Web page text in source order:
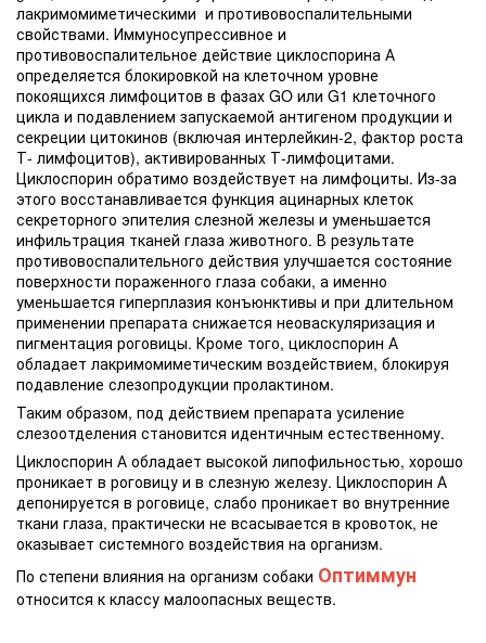
лакримомиметическими и противовоспалительными
свойствами. Иммуносупрессивное и
противовоспалительное действие циклоспорина А
определяется блокировкой на клеточном уровне
покоящихся лимфоцитов в фазах GO или G1 клеточного
цикла и подавлением запускаемой антигеном продукции и
секреции цитокинов (включая интерлейкин-2, фактор роста
Т- лимфоцитов), активированных Т-лимфоцитами.
Циклоспорин обратимо воздействует на лимфоциты. Из-за
этого восстанавливается функция ацинарных клеток
секреторного эпителия слезной железы и уменьшается
инфильтрация тканей глаза животного. В результате
противовоспалительного действия улучшается состояние
поверхности пораженного глаза собаки, а именно
уменьшается гиперплазия конъюнктивы и при длительном
применении препарата снижается неоваскуляризация и
пигментация роговицы. Кроме того, циклоспорин А
обладает лакримомиметическим воздействием, блокируя
подавление слезопродукции пролактином.
Таким образом, под действием препарата усиление
слезоотделения становится идентичным естественному.
Циклоспорин А обладает высокой липофильностью, хорошо
проникает в роговицу и в слезную железу. Циклоспорин А
депонируется в роговице, слабо проникает во внутренние
ткани глаза, практически не всасывается в кровоток, не
оказывает системного воздействия на организм.
По степени влияния на организм собаки Оптиммун
относится к классу малоопасных веществ.